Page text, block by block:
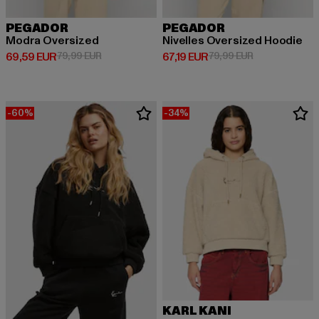
PEGADOR
Modra Oversized
69,59 EUR
Derzeitiger Preis: 69,59 EUR
79,99 EURAktionspreis: 79,99 EUR
PEGADOR
Nivelles Oversized Hoodie
67,19 EUR
Derzeitiger Preis: 67,19 EUR
79,99 EURAktionspreis:
-60% -34%
KARL KANI